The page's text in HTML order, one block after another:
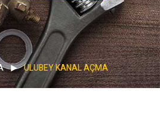
ULUBEY KANAL AÇMA